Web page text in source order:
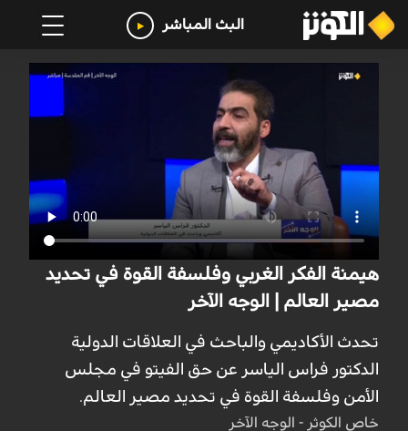
البث المباشر
هيمنة الفكر الغربي وفلسفة القوة في تحديد
مصير العالم | الوجه الآخر
تحدث الأكاديمي والباحث في العلاقات الدولية
الدكتور فراس الياسر عن حق الفيتو في مجلس
الأمن وفلسفة القوة في تحديد مصير العالم.
خاص الكوثر - الوجه الآخر